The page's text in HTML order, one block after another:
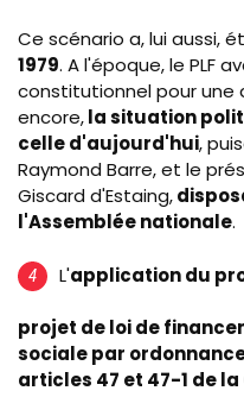
Ce scénario a, lui aussi,
1979. A l'époque, le PLF
constitutionnel pour une
encore,la situation
celle d'aujourd'hui,
Raymond Barre, et le
Giscard d'Estaing,
l'Assemblée nationale.
L'application du
projet de loi de
sociale par
articles 47 et 47-1 de